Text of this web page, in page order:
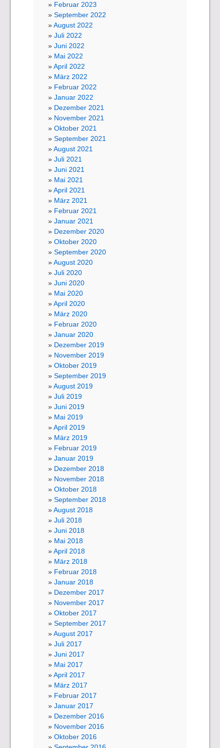
Februar 2023
September 2022
August 2022
Juli 2022
Juni 2022
Mai 2022
April 2022
März 2022
Februar 2022
Januar 2022
Dezember 2021
November 2021
Oktober 2021
September 2021
August 2021
Juli 2021
Juni 2021
Mai 2021
April 2021
März 2021
Februar 2021
Januar 2021
Dezember 2020
Oktober 2020
September 2020
August 2020
Juli 2020
Juni 2020
Mai 2020
April 2020
März 2020
Februar 2020
Januar 2020
Dezember 2019
November 2019
Oktober 2019
September 2019
August 2019
Juli 2019
Juni 2019
Mai 2019
April 2019
März 2019
Februar 2019
Januar 2019
Dezember 2018
November 2018
Oktober 2018
September 2018
August 2018
Juli 2018
Juni 2018
Mai 2018
April 2018
März 2018
Februar 2018
Januar 2018
Dezember 2017
November 2017
Oktober 2017
September 2017
August 2017
Juli 2017
Juni 2017
Mai 2017
April 2017
März 2017
Februar 2017
Januar 2017
Dezember 2016
November 2016
Oktober 2016